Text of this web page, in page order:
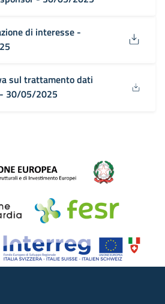
di interesse -
sul trattamento dati
30/05/2025